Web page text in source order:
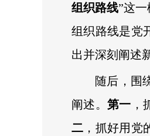
组织路线”这
组织路线是党
出并深刻阐述
随后，围
阐述。 第一
二 ，抓好用党